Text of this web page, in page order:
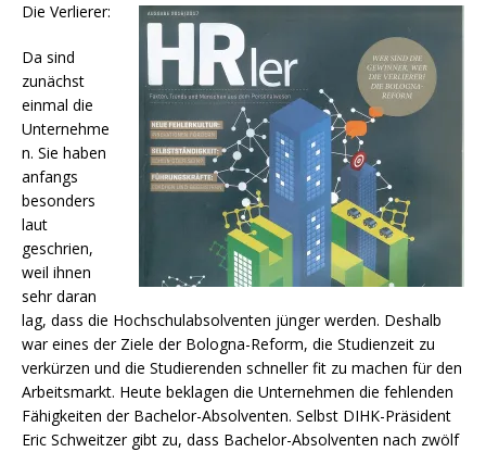
Die Verlierer:
Da sind
zunächst
einmal die
Unternehme
n. Sie haben
anfangs
besonders
laut
geschrien,
weil ihnen
sehr daran
lag, dass die Hochschulabsolventen jünger werden. Deshalb
war eines der Ziele der Bologna-Reform, die Studienzeit zu
verkürzen und die Studierenden schneller fit zu machen für den
Arbeitsmarkt. Heute beklagen die Unternehmen die fehlenden
Fähigkeiten der Bachelor-Absolventen. Selbst DIHK-Präsident
Eric Schweitzer gibt zu, dass Bachelor-Absolventen nach zwölf